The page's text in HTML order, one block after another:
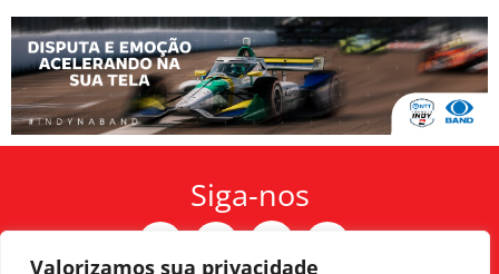
Valorizamos sua privacidade
Siga-nos